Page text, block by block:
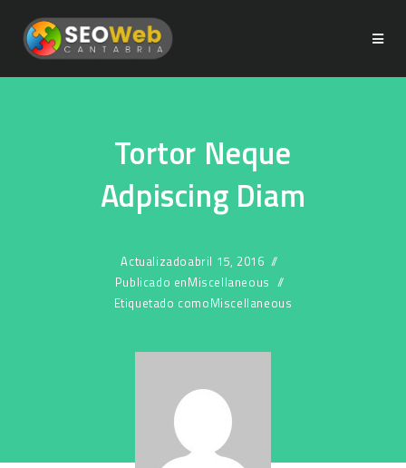
Tortor Neque
Adpiscing Diam
Actualizadoabril 15, 2016
Publicado enMiscellaneous
Etiquetado comoMiscellaneous